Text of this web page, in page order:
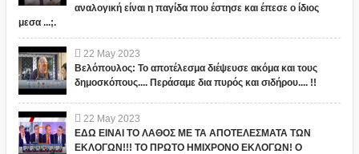
αναλογική είναι η παγίδα που έστησε και έπεσε ο ίδιος
μεσα ...;.
22 May 2023
Βελόπουλος: Το αποτέλεσμα διέψευσε ακόμα και τους
δημοσκόπους.... Περάσαμε δια πυρός και σιδήρου.... !!
22 May 2023
ΕΔΩ ΕΙΝΑΙ ΤΟ ΛΑΘΟΣ ΜΕ ΤΑ ΑΠΟΤΕΛΕΣΜΑΤΑ ΤΩΝ
ΕΚΛΟΓΩΝ!!! ΤΟ ΠΡΩΤΟ ΗΜΙΧΡΟΝΟ ΕΚΛΟΓΩΝ! Ο